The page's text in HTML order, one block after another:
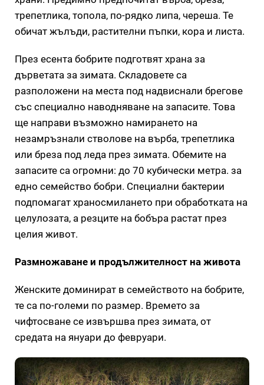
трепетлика, топола, по-рядко липа, череша. Те
обичат жълъди, растителни пъпки, кора и листа.
През есента бобрите подготвят храна за
дърветата за зимата. Складовете са
разположени на места под надвиснали брегове
със специално наводняване на запасите. Това
ще направи възможно намирането на
незамръзнали стволове на върба, трепетлика
или бреза под леда през зимата. Обемите на
запасите са огромни: до 70 кубически метра. за
едно семейство бобри. Специални бактерии
подпомагат храносмилането при обработката на
целулозата, а резците на бобъра растат през
целия живот.
Размножаване и продължителност на живота
Женските доминират в семейството на бобрите,
те са по-големи по размер. Времето за
чифтосване се извършва през зимата, от
средата на януари до февруари.